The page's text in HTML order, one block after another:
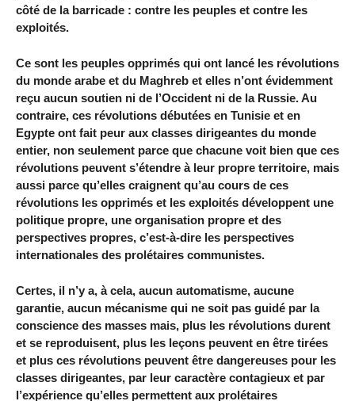
côté de la barricade : contre les peuples et contre les
exploités.
Ce sont les peuples opprimés qui ont lancé les révolutions
du monde arabe et du Maghreb et elles n’ont évidemment
reçu aucun soutien ni de l’Occident ni de la Russie. Au
contraire, ces révolutions débutées en Tunisie et en
Egypte ont fait peur aux classes dirigeantes du monde
entier, non seulement parce que chacune voit bien que ces
révolutions peuvent s’étendre à leur propre territoire, mais
aussi parce qu’elles craignent qu’au cours de ces
révolutions les opprimés et les exploités développent une
politique propre, une organisation propre et des
perspectives propres, c’est-à-dire les perspectives
internationales des prolétaires communistes.
Certes, il n’y a, à cela, aucun automatisme, aucune
garantie, aucun mécanisme qui ne soit pas guidé par la
conscience des masses mais, plus les révolutions durent
et se reproduisent, plus les leçons peuvent en être tirées
et plus ces révolutions peuvent être dangereuses pour les
classes dirigeantes, par leur caractère contagieux et par
l’expérience qu’elles permettent aux prolétaires